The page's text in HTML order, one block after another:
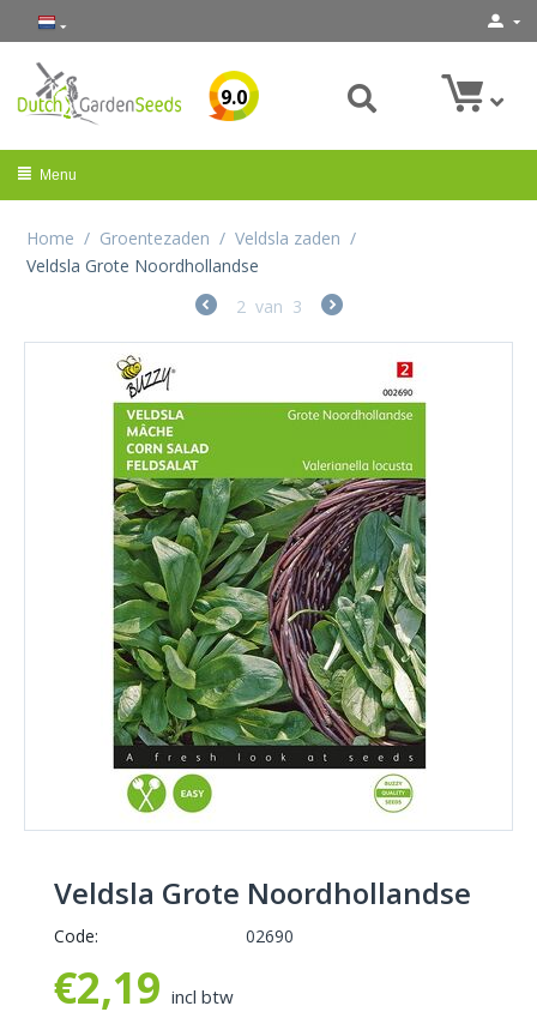
9.0
Menu
Home / Groentezaden / Veldsla zaden /
Veldsla Grote Noordhollandse
2 van 3
Veldsla Grote Noordhollandse
Code: 02690
€2,19 incl btw